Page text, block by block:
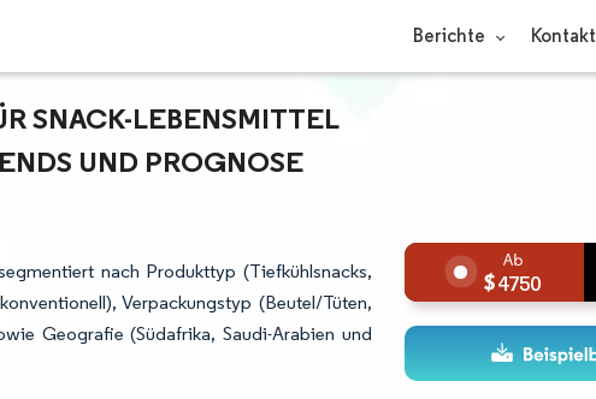
Berichte Kontakt
SNACK-LEBENSMITTEL I
UND PROGNOSE (
nach Produkttyp (Tiefkühlsnacks,
Verpackungstyp (Beutel/Tüten,
Geografie (Südafrika, Saudi-Arabien und
4750